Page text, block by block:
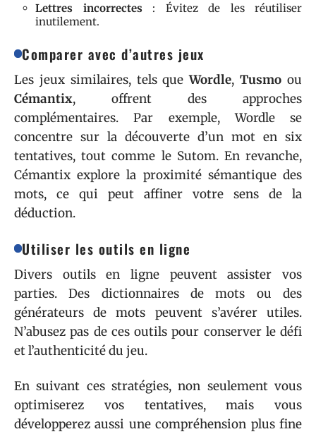
Lettres incorrectes: Évitez de les réutiliser
inutilement.
Comparer avec d’autres jeux
Les jeux similaires, tels queWordle,Tusmo ou
Cémantix, offrent des approches
complémentaires. Par exemple, Wordle se
concentre sur la découverte d’un mot en six
tentatives, tout comme le Sutom. En revanche,
Cémantix explore la proximité sémantique des
mots, ce qui peut affiner votre sens de la
déduction.
Utiliser les outils en ligne
Divers outils en ligne peuvent assister vos
parties. Des dictionnaires de mots ou des
générateurs de mots peuvent s’avérer utiles.
N’abusez pas de ces outils pour conserver le défi
et l’authenticité du jeu.
En suivant ces stratégies, non seulement vous
optimiserez vos tentatives, mais vous
développerez aussi une compréhension plus fine